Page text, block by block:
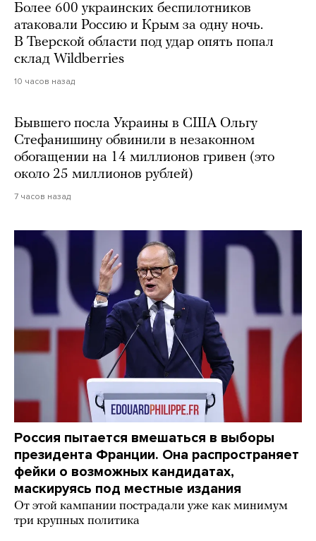
Более 600 украинских беспилотников
атаковали Россию и Крым за одну ночь.
В Тверской области под удар опять попал
склад Wildberries
10 часов назад
Бывшего посла Украины в США Ольгу
Стефанишину обвинили в незаконном
обогащении на 14 миллионов гривен (это
около 25 миллионов рублей)
7 часов назад
Россия пытается вмешаться в выборы
президента Франции. Она распространяет
фейки о возможных кандидатах,
маскируясь под местные издания
От этой кампании пострадали уже как минимум
три крупных политика